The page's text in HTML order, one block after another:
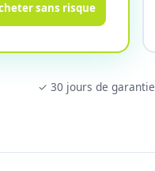
sans risque
✓ 30 jours de garantie